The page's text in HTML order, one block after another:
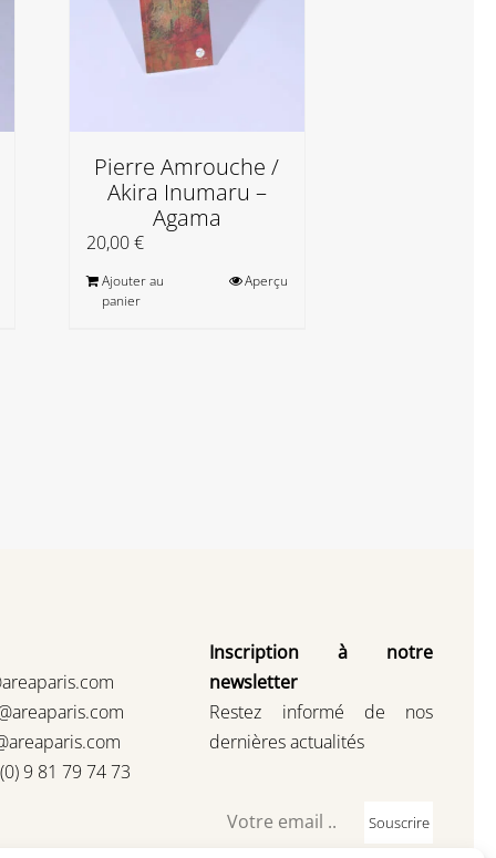
Pierre Amrouche /
Akira Inumaru –
Agama
20,00€
Ajouter au
panier
Aperçu
9 81 79 74 73
Inscription à notre
newsletter
Restez informé de nos
dernières actualités
Souscrire